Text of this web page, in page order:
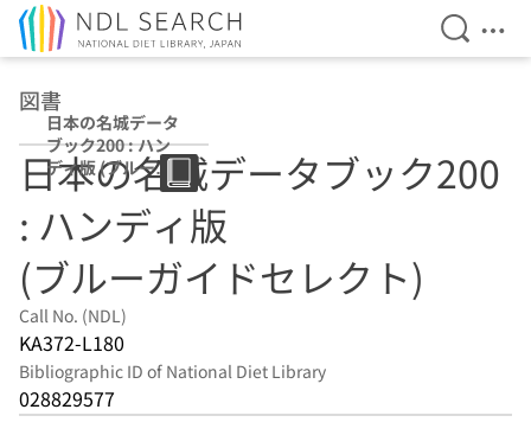
Open
図書
日本の名城データ
ブック200 : ハン
ディ版 (ブルーガ
イドセレクト)
日本の名城データブック200
: ハンディ版
(ブルーガイドセレクト)
Call No. (NDL)
KA372-L180
Bibliographic ID of National Diet Library
028829577